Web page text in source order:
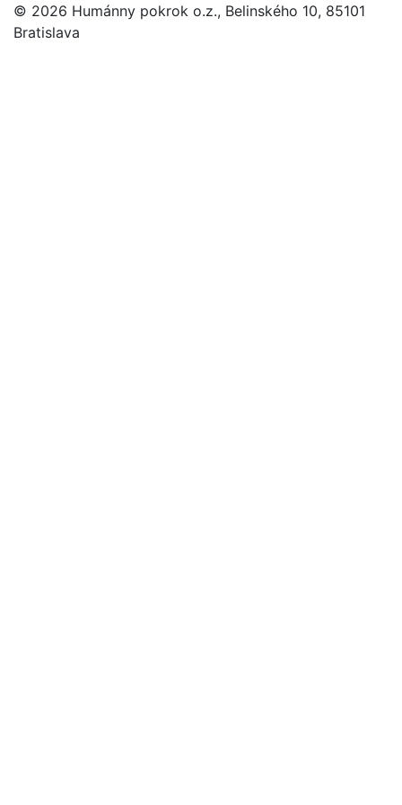
© 2026 Humánny pokrok o.z., Belinského 10, 85101
Bratislava